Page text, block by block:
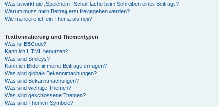
Was bewirkt die „Speichern“-Schaltfläche beim Schreiben eines Beitrags?
Warum muss mein Beitrag erst freigegeben werden?
Wie markiere ich ein Thema als neu?
Textformatierung und Thementypen
Was ist BBCode?
Kann ich HTML benutzen?
Was sind Smileys?
Kann ich Bilder in meine Beiträge einfügen?
Was sind globale Bekanntmachungen?
Was sind Bekanntmachungen?
Was sind wichtige Themen?
Was sind geschlossene Themen?
Was sind Themen-Symbole?